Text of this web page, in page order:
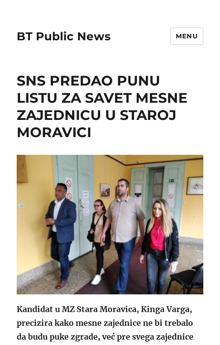
BT Public News MENU
SNS PREDAO PUNU
LISTU ZA SAVET MESNE
ZAJEDNICU U STAROJ
MORAVICI
Kandidat u MZ Stara Moravica, Kinga Varga,
precizira kako mesne zajednice ne bi trebalo
da budu puke zgrade, već pre svega zajednice